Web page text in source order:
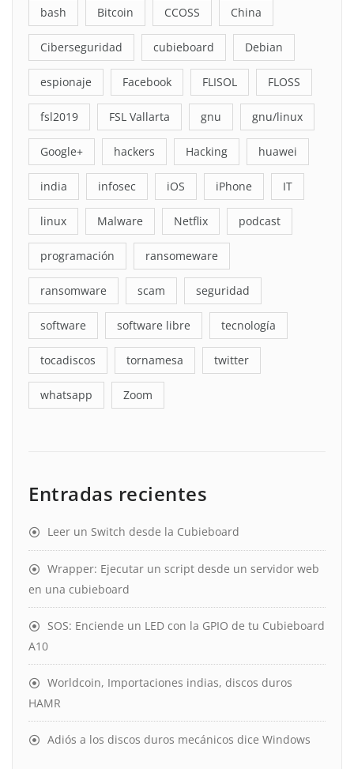
bash Bitcoin CCOSS China
Ciberseguridad cubieboard Debian
espionaje Facebook FLISOL FLOSS
fsl2019 FSL Vallarta gnu gnu/linux
Google+ hackers Hacking huawei
india infosec iOS iPhone IT
linux Malware Netflix podcast
programación ransomeware
ransomware scam seguridad
software software libre tecnología
tocadiscos tornamesa twitter
whatsapp Zoom
Entradas recientes
Leer un Switch desde la Cubieboard
Wrapper: Ejecutar un script desde un servidor web
en una cubieboard
SOS: Enciende un LED con la GPIO de tu Cubieboard
A10
Worldcoin, Importaciones indias, discos duros
HAMR
Adiós a los discos duros mecánicos dice Windows